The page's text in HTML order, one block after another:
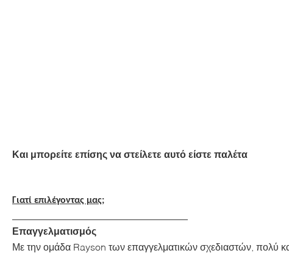
Και μπορείτε επίσης να στείλετε αυτό είστε παλέτα
Γιατί επιλέγοντας μας;
Επαγγελματισμός
Με την ομάδα Rayson των επαγγελματικών σχεδιαστών, πολύ